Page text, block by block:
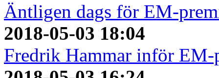
Äntligen dags för EM-
2018-05-03 18:04
Fredrik Hammar inför EM-